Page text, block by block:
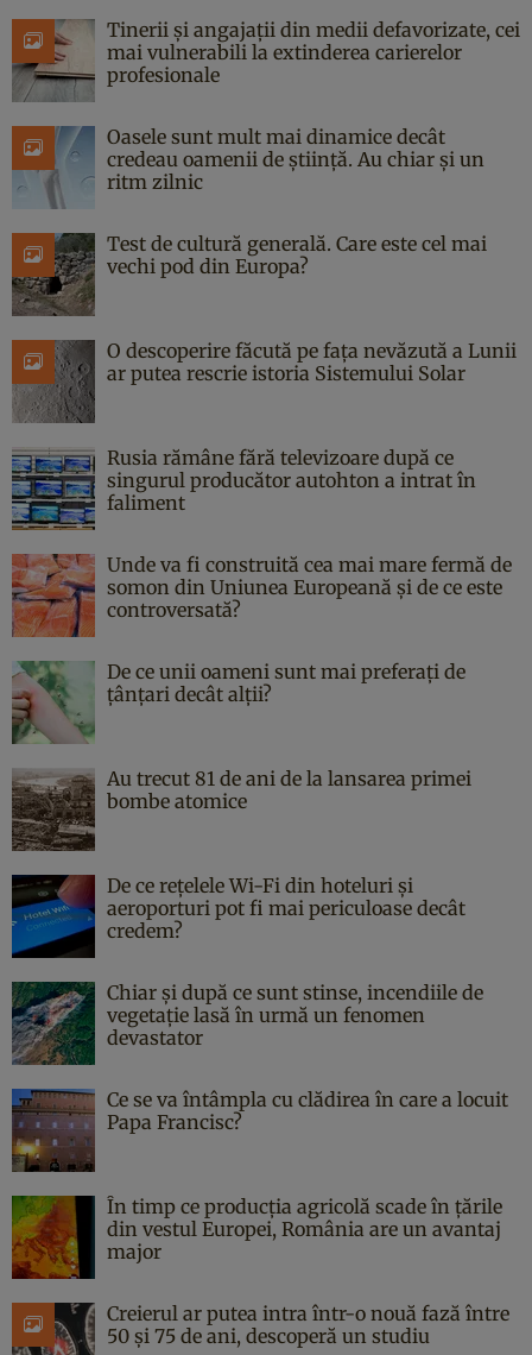
Tinerii și angajații din medii defavorizate, cei
mai vulnerabili la extinderea carierelor
profesionale
Oasele sunt mult mai dinamice decât
credeau oamenii de știință. Au chiar și un
ritm zilnic
Test de cultură generală. Care este cel mai
vechi pod din Europa?
O descoperire făcută pe fața nevăzută a Lunii
ar putea rescrie istoria Sistemului Solar
Rusia rămâne fără televizoare după ce
singurul producător autohton a intrat în
faliment
Unde va fi construită cea mai mare fermă de
somon din Uniunea Europeană și de ce este
controversată?
De ce unii oameni sunt mai preferați de
țânțari decât alții?
Au trecut 81 de ani de la lansarea primei
bombe atomice
De ce rețelele Wi-Fi din hoteluri și
aeroporturi pot fi mai periculoase decât
credem?
Chiar și după ce sunt stinse, incendiile de
vegetație lasă în urmă un fenomen
devastator
Ce se va întâmpla cu clădirea în care a locuit
Papa Francisc?
În timp ce producția agricolă scade în țările
din vestul Europei, România are un avantaj
major
Creierul ar putea intra într-o nouă fază între
50 și 75 de ani, descoperă un studiu